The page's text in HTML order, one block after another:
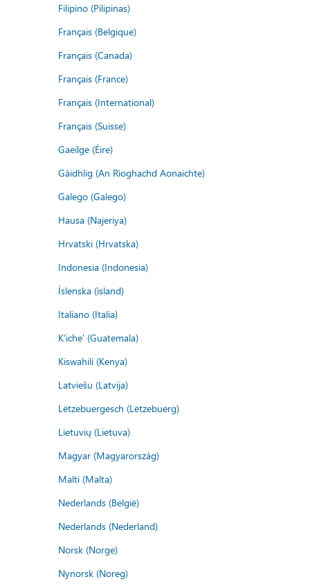
Filipino (Pilipinas)
Français (Belgique)
Français (Canada)
Français (France)
Français (International)
Français (Suisse)
Gaeilge (Éire)
Gàidhlig (An Rìoghachd Aonaichte)
Galego (Galego)
Hausa (Najeriya)
Hrvatski (Hrvatska)
Indonesia (Indonesia)
Íslenska (ísland)
Italiano (Italia)
K'iche' (Guatemala)
Kiswahili (Kenya)
Latviešu (Latvija)
Lëtzebuergesch (Lëtzebuerg)
Lietuvių (Lietuva)
Magyar (Magyarország)
Malti (Malta)
Nederlands (België)
Nederlands (Nederland)
Norsk (Norge)
Nynorsk (Noreg)